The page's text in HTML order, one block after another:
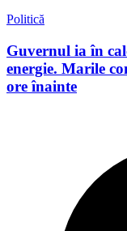
Politică
Guvernul ia în
energie. Marile
ore înainte